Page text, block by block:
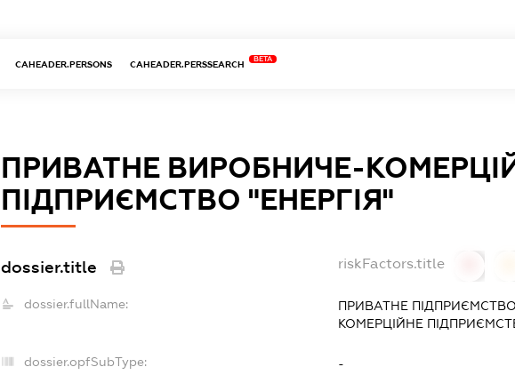
CAHEADER.PERSONS CAHEADER.PERSSEARCH
BETA
ПРИВАТНЕ ВИРОБНИЧЕ-
ПІДПРИЄМСТВО "ЕНЕРГІЯ"
dossier.title riskFactors.title
dossier.fullName:
ПРИВАТНЕ
КОМЕРЦІЙНЕ
dossier.opfSubType: -